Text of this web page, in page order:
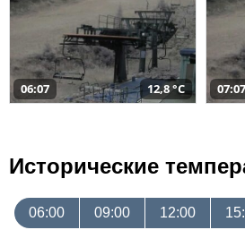
06:07 12,8 °C 07:07
Исторические
06:00 09:00 12:00